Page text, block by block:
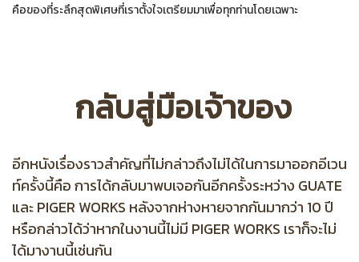
คือของที่ระลึกสุดพิเศษที่เราตั้งใจเตรียมมาเพื่อทุกท่านโดยเฉพาะ
กลับสู่มือเจ้าของ
อีกหนังเรื่องราวสำคัญที่ไม่กล่าวถึงไม่ได้ในการมาออกอีเวน
ท์ครั้งนี้คือ การได้กลับมาพบเจอกันอีกครั้งระหว่าง GUATE
และ PIGER WORKS หลังจากห่างหายจากกันมากว่า 10 ปี
หรือกล่าวได้ว่าหากในงานนี้ไม่มี PIGER WORKS เราก็จะไม่
ได้มางานนี้เช่นกัน